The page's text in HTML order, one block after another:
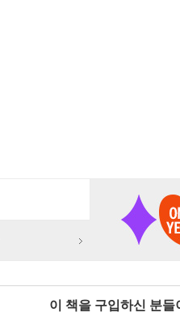
이 책을 구입하신 분